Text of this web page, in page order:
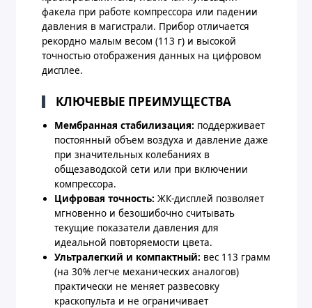
факела при работе компрессора или падении
давления в магистрали. Прибор отличается
рекордно малым весом (113 г) и высокой
точностью отображения данных на цифровом
дисплее.
КЛЮЧЕВЫЕ ПРЕИМУЩЕСТВА
Мембранная стабилизация: поддерживает
постоянный объем воздуха и давление даже
при значительных колебаниях в
общезаводской сети или при включении
компрессора.
Цифровая точность: ЖК-дисплей позволяет
мгновенно и безошибочно считывать
текущие показатели давления для
идеальной повторяемости цвета.
Ультралегкий и компактный: вес 113 грамм
(на 30% легче механических аналогов)
практически не меняет развесовку
краскопульта и не ограничивает